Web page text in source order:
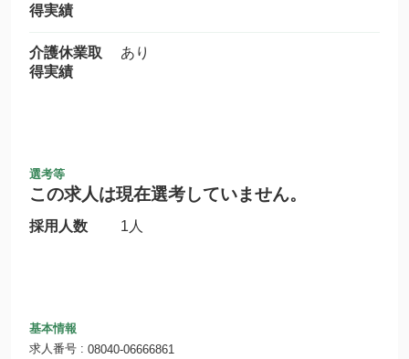
得実績
介護休業取
得実績
あり
選考等
この求人は現在選考していません。
採用人数 1人
基本情報
求人番号
08040-06666861